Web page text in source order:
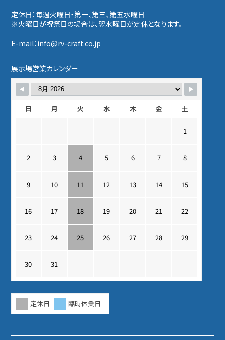
定休日：毎週火曜日・第一、第三、第五水曜日
※火曜日が祝祭日の場合は、翌水曜日が定休となります。
E-mail：info@rv-craft.co.jp
展示場営業カレンダー
日 月 火 水 木 金 土
1
2 3 4 5 6 7 8
9 10 11 12 13 14 15
16 17 18 19 20 21 22
23 24 25 26 27 28 29
30 31
定休日 臨時休業日